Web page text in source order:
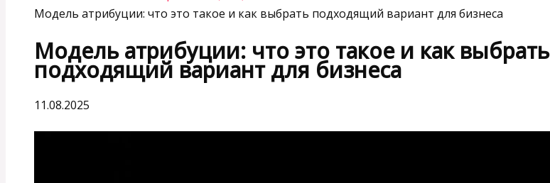
Модель атрибуции: что это такое и как выбрать подходящий вариант для бизнеса
Модель атрибуции: что это такое и как выбрать
подходящий вариант для бизнеса
11.08.2025